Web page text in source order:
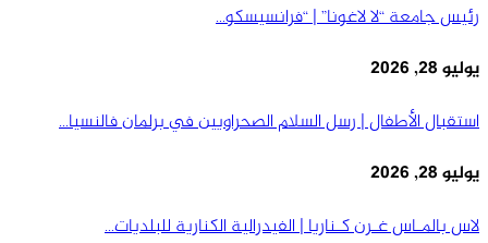
رئيس جامعة “لا لاغونا” | “فرانسيسكو…
يوليو 28, 2026
استقبال الأطفال | رسل السلام الصحراويين في برلمان فالنسيا…
يوليو 28, 2026
لاس بالمـاس غـرن كـناريا | الفيدرالية الكنارية للبلديات…